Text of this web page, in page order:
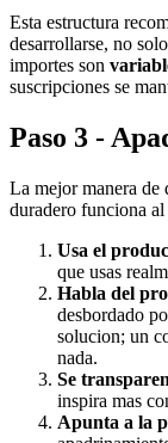
Esta estructura
desarrollarse, no
importes son
suscripciones se
Paso 3 -
La mejor manera de
duradero funciona al
Usa el
que usas
Habla del
desbordado
solucion; un
nada.
Se
inspira mas
Apunta a la